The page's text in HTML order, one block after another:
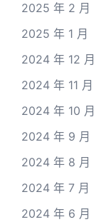
2025 年 2 月
2025 年 1 月
2024 年 12 月
2024 年 11 月
2024 年 10 月
2024 年 9 月
2024 年 8 月
2024 年 7 月
2024 年 6 月